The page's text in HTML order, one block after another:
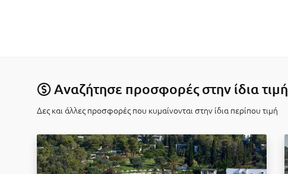
Αναζήτησε προσφορές στην ίδια τιμή
Δες και άλλες προσφορές που κυμαίνονται στην ίδια περίπου τιμή